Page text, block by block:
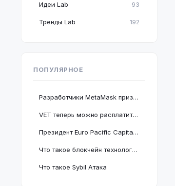
Идеи Lab 93
Тренды Lab 192
ПОПУЛЯРНОЕ
Разработчики MetaMask призвали пользователей срочно обновить браузер Google Chrome
VET теперь можно расплатиться в 2 миллионах магазинов, проект подключается к BNB Chain
Президент Euro Pacific Capital заявил, что крах криптовалютного рынка полезен для экономики
Что такое блокчейн технология: принцип работы и краткое руководство
Что такое Sybil Атака